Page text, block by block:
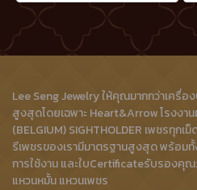
Lee Seng Jewelry ให้คุณมากกว่าเครื่
สูงสุดโดยเฉพาะ Heart&Arrow โรงง
(BELGIUM) SIGHTHOLDER เพชรทุกเ
รีเพชรของเรามีมาตรฐานสูงสุด พร้อม
การใช้งาน และใบCertificateรับรองคุ
แหวนหมั้น แหวนเพชร